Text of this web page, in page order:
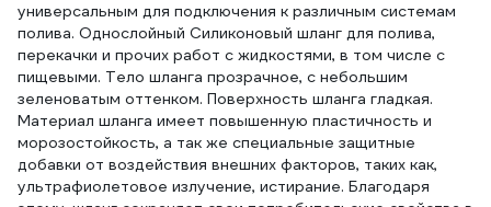
универсальным для подключения к различным системам
полива. Однослойный Силиконовый шланг для полива,
перекачки и прочих работ с жидкостями, в том числе с
пищевыми. Тело шланга прозрачное, с небольшим
зеленоватым оттенком. Поверхность шланга гладкая.
Материал шланга имеет повышенную пластичность и
морозостойкость, а так же специальные защитные
добавки от воздействия внешних факторов, таких как,
ультрафиолетовое излучение, истирание. Благодаря